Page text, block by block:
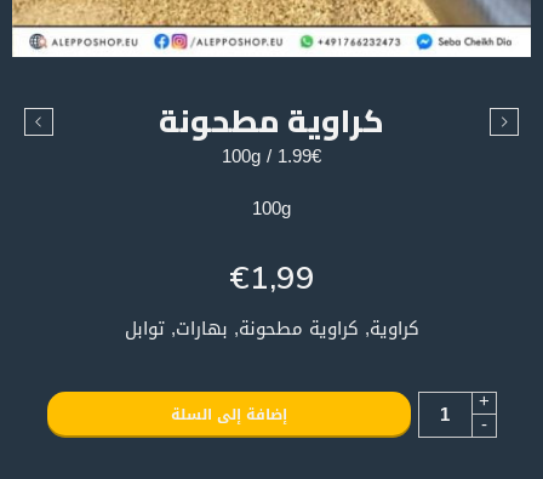
كراوية مطحونة
1.99€ / 100g
100g
€1,99
كراوية, كراوية مطحونة, بهارات, توابل
+
- إضافة إلى السلة